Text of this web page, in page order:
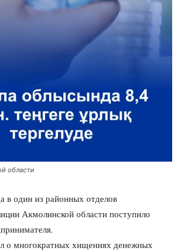
области
в один из районных отделов
Акмолинской области поступило
о многократных хищениях денежных